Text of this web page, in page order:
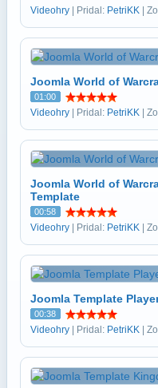
Videohry | Pridal: PetriKK |
Joomla World of
01:00
Videohry | Pridal: PetriKK |
Joomla World of
Template
00:58
Videohry | Pridal: PetriKK |
Joomla Template
00:38
Videohry | Pridal: PetriKK |